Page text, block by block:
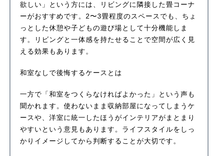
欲しい」という方には、リビングに隣接した畳コーナ
ーがおすすめです。2〜3畳程度のスペースでも、ちょ
っとした休憩や子どもの遊び場として十分機能しま
す。リビングと一体感を持たせることで空間が広く見
える効果もあります。
和室なしで後悔するケースとは
一方で「和室をつくらなければよかった」という声も
聞かれます。使わないまま収納部屋になってしまうケ
ースや、洋室に統一したほうがインテリアがまとまり
やすいという意見もあります。ライフスタイルをしっ
かりイメージしてから判断することが大切です。